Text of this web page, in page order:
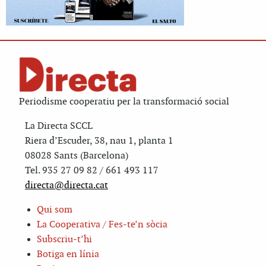
Periodisme cooperatiu per la transformació social
La Directa SCCL
Riera d’Escuder, 38, nau 1, planta 1
08028 Sants (Barcelona)
Tel. 935 27 09 82 / 661 493 117
directa@directa.cat
Qui som
La Cooperativa / Fes-te’n sòcia
Subscriu-t’hi
Botiga en línia